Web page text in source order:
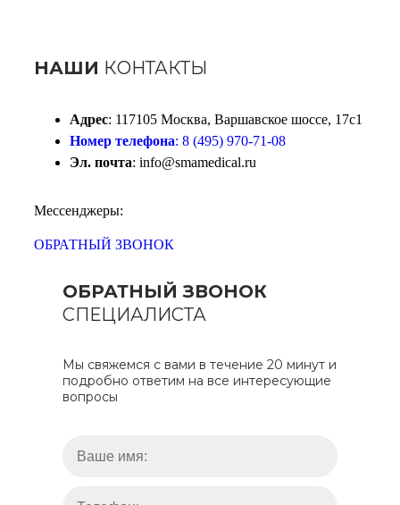
НАШИ КОНТАКТЫ
Адрес: 117105 Москва, Варшавское шоссе, 17с1
Номер телефона: 8 (495) 970-71-08
Эл. почта: info@smamedical.ru
Мессенджеры:
ОБРАТНЫЙ ЗВОНОК
ОБРАТНЫЙ ЗВОНОК
СПЕЦИАЛИСТА
Мы свяжемся с вами в течение 20 минут и
подробно ответим на все интересующие
вопросы